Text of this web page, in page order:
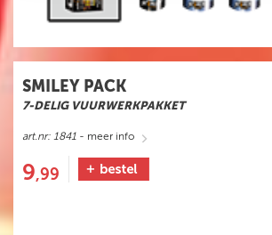
SMILEY PACK
7-DELIG VUURWERKPAKKET
art.nr: 1841 - meer info
9,99